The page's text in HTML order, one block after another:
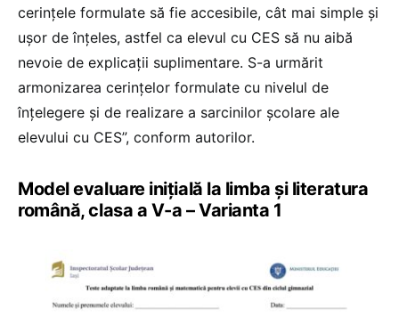
cerințele formulate să fie accesibile, cât mai simple și
ușor de înțeles, astfel ca elevul cu CES să nu aibă
nevoie de explicații suplimentare. S-a urmărit
armonizarea cerințelor formulate cu nivelul de
înțelegere și de realizare a sarcinilor școlare ale
elevului cu CES”, conform autorilor.
Model evaluare inițială la limba și literatura
română, clasa a V-a – Varianta 1